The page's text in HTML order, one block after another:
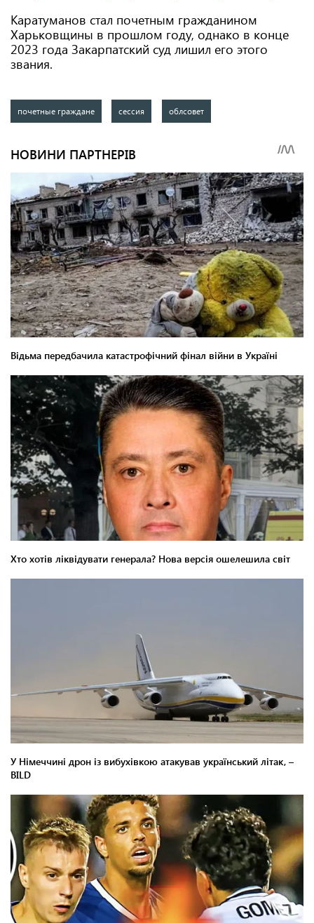
Каратуманов стал почетным гражданином
Харьковщины в прошлом году, однако в конце
2023 года Закарпатский суд лишил его этого
звания.
почетные граждане сессия облсовет